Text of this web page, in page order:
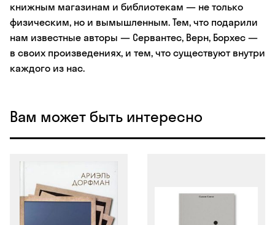
книжным магазинам и библиотекам — не только
физическим, но и вымышленным. Тем, что подарили
нам известные авторы — Сервантес, Верн, Борхес —
в своих произведениях, и тем, что существуют внутри
каждого из нас.
Вам может быть интересно